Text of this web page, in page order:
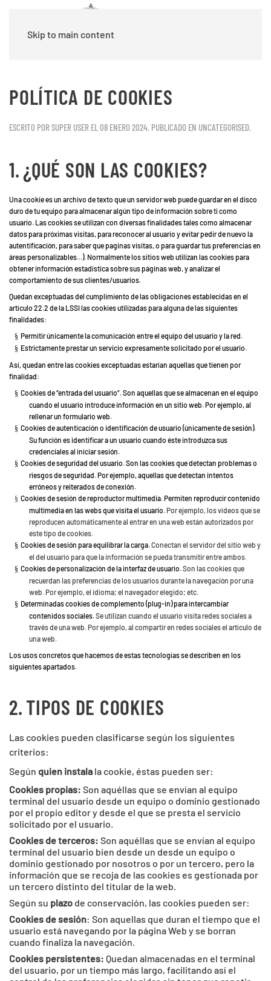
Skip to main content
POLÍTICA DE COOKIES
ESCRITO POR SUPER USER EL08 ENERO 2024. PUBLICADO EN UNCATEGORISED.
1.¿QUÉ SON LAS COOKIES?
Una cookie es un archivo de texto que un servidor web puede guardar en el disco
duro de tu equipo para almacenar algún tipo de información sobre ti como
usuario. Las cookies se utilizan con diversas finalidades tales como almacenar
datos para próximas visitas, para reconocer al usuario y evitar pedir de nuevo la
autentificación, para saber que paginas visitas, o para guardar tus preferencias en
áreas personalizables...). Normalmente los sitios web utilizan las cookies para
obtener información estadística sobre sus páginas web, y analizar el
comportamiento de sus clientes/usuarios.
Quedan exceptuadas del cumplimiento de las obligaciones establecidas en el
artículo 22.2 de la LSSI las cookies utilizadas para alguna de las siguientes
finalidades:
§ Permitir únicamente la comunicación entre el equipo del usuario y la red.
§ Estrictamente prestar un servicio expresamente solicitado por el usuario.
Así, quedan entre las cookies exceptuadas estarían aquellas que tienen por
finalidad:
§ Cookies de “entrada del usuario”. Son aquellas que se almacenan en el equipo
cuando el usuario introduce información en un sitio web. Por ejemplo, al
rellenar un formulario web.
§ Cookies de autenticación o identificación de usuario (únicamente de sesión).
Su función es identificar a un usuario cuando éste introduzca sus
credenciales al iniciar sesión.
§ Cookies de seguridad del usuario. Son las cookies que detectan problemas o
riesgos de seguridad. Por ejemplo, aquellas que detectan intentos
erróneos y reiterados de conexión.
§ Cookies de sesión de reproductor multimedia. Permiten reproducir contenido
multimedia en las webs que visita el usuario. Por ejemplo, los vídeos que se
reproducen automáticamente al entrar en una web están autorizados por
este tipo de cookies.
§ Cookies de sesión para equilibrar la carga.Conectan el servidor del sitio web y
el del usuario para que la información se pueda transmitir entre ambos.
§ Cookies de personalización de la interfaz de usuario.Son las cookies que
recuerdan las preferencias de los usuarios durante la navegación por una
web. Por ejemplo, el idioma; el navegador elegido; etc.
§ Determinadas cookies de complemento (plug-in) para intercambiar
contenidos sociales.Se utilizan cuando el usuario visita redes sociales a
través de una web. Por ejemplo, al compartir en redes sociales el artículo de
una web.
Los usos concretos que hacemos de estas tecnologías se describen en los
siguientes apartados.
2.TIPOS DE COOKIES
Las cookies pueden clasificarse según los siguientes
criterios:
Según quien instala la cookie, éstas pueden ser:
Cookies propias: Son aquéllas que se envían al equipo
terminal del usuario desde un equipo o dominio gestionado
por el propio editor y desde el que se presta el servicio
solicitado por el usuario.
Cookies de terceros: Son aquéllas que se envían al equipo
terminal del usuario bien desde un desde un equipo o
dominio gestionado por nosotros o por un tercero, pero la
información que se recoja de las cookies es gestionada por
un tercero distinto del titular de la web.
Según su plazo de conservación, las cookies pueden ser:
Cookies de sesión: Son aquellas que duran el tiempo que el
usuario está navegando por la página Web y se borran
cuando finaliza la navegación.
Cookies persistentes: Quedan almacenadas en el terminal
del usuario, por un tiempo más largo, facilitando así el